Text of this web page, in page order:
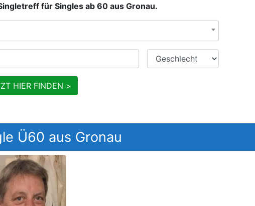
für Singles ab 60 aus Gronau.
Geschlecht
JETZT HIER FINDEN >
Ü60 aus Gronau